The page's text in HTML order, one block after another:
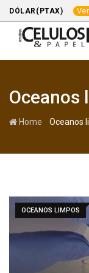
DÓLAR(PTAX)
content
Oceanos
Home -Oceanos
OCEANOS LIMPOS